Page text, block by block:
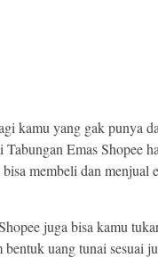
kamu yang gak punya
Tabungan Emas Shopee
membeli dan menjual
juga bisa kamu
uang tunai sesuai